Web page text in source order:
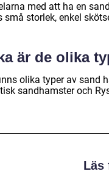
med att ha en
små storlek, enkel
är de olika
olika typer av sand
sandhamster och
Läs